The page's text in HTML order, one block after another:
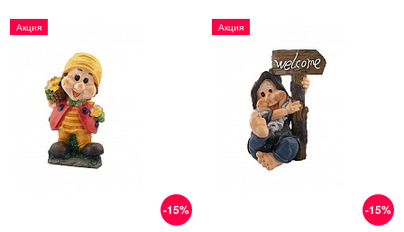
-15%
Акция
-15%
Акция